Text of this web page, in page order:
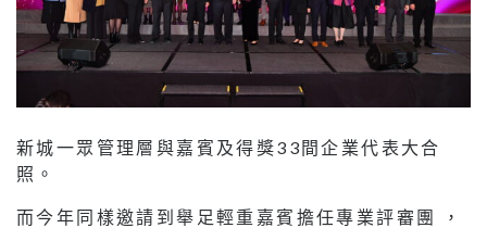
新城一眾管理層與嘉賓及得獎33間企業代表大合
照。
而今年同樣邀請到舉足輕重嘉賓擔任專業評審團 ，